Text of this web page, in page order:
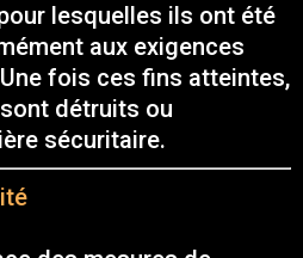
lesquelles ils ont été
aux exigences
fois ces fins atteintes,
détruits ou
sécuritaire.